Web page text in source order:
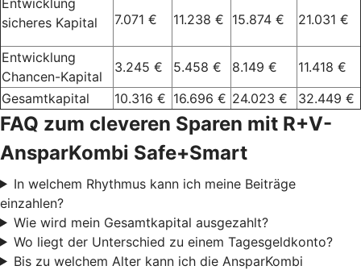
sicheres Kapital
7.071 € 11.238 € 15.874 € 21.031 €
Entwicklung
Chancen-Kapital
3.245 € 5.458 € 8.149 €
11.418 €
Gesamtkapital
10.316 € 16.696 € 24.023 € 32.449 €
FAQ zum cleveren Sparen mit R+V-
AnsparKombi Safe+Smart
In welchem Rhythmus kann ich meine Beiträge
einzahlen?
Wie wird mein Gesamtkapital ausgezahlt?
Wo liegt der Unterschied zu einem Tagesgeldkonto?
Bis zu welchem Alter kann ich die AnsparKombi